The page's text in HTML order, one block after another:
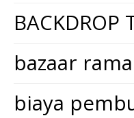
BACKDROP
bazaar
biaya